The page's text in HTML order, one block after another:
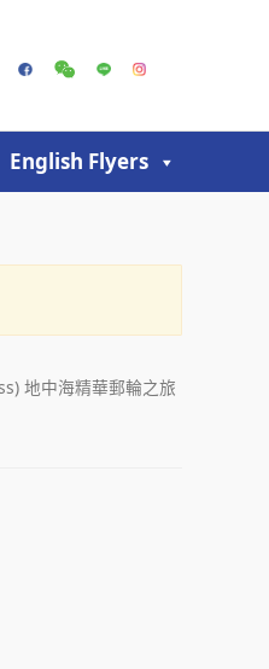
English Flyers
地中海精華郵輪之旅